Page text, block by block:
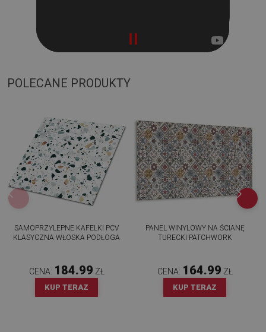
POLECANE PRODUKTY
SAMOPRZYLEPNE KAFELKI PCV
KLASYCZNA WŁOSKA PODŁOGA
CENA: 184.99 ZŁ
KUP TERAZ
PANEL WINYLOWY NA ŚCIANĘ
TURECKI PATCHWORK
CENA: 164.99 ZŁ
KUP TERAZ